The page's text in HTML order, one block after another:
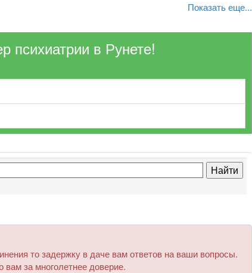
Показать еще...
психиатрии в Рунете!
то задержку в даче вам ответов на ваши вопросы.
за многолетнее доверие.